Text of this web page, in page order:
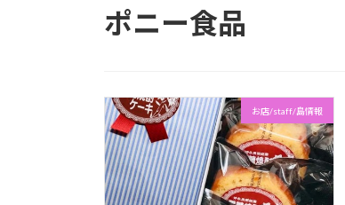
ポニー食品
お店/staff/島情報